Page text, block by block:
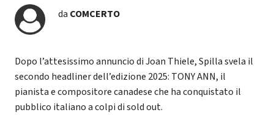
da COMCERTO
Dopo l’attesissimo annuncio di Joan Thiele, Spilla svela il
secondo headliner dell’edizione 2025: TONY ANN, il
pianista e compositore canadese che ha conquistato il
pubblico italiano a colpi di sold out.